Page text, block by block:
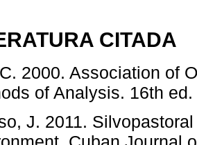
CITADA
2000. Association of
of Analysis. 16th
J. 2011.